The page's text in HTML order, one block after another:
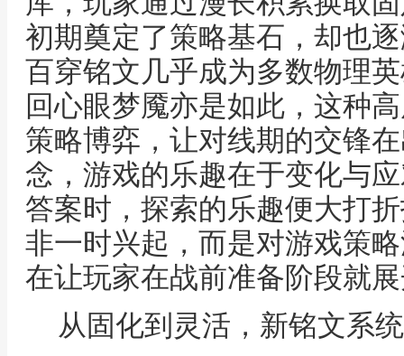
初期奠定了策略基石，却也
百穿铭文几乎成为多数物理
回心眼梦魇亦是如此，这种
策略博弈，让对线期的交锋
念，游戏的乐趣在于变化与
答案时，探索的乐趣便大打
非一时兴起，而是对游戏策
在让玩家在战前准备阶段就
从固化到灵活，新铭文系